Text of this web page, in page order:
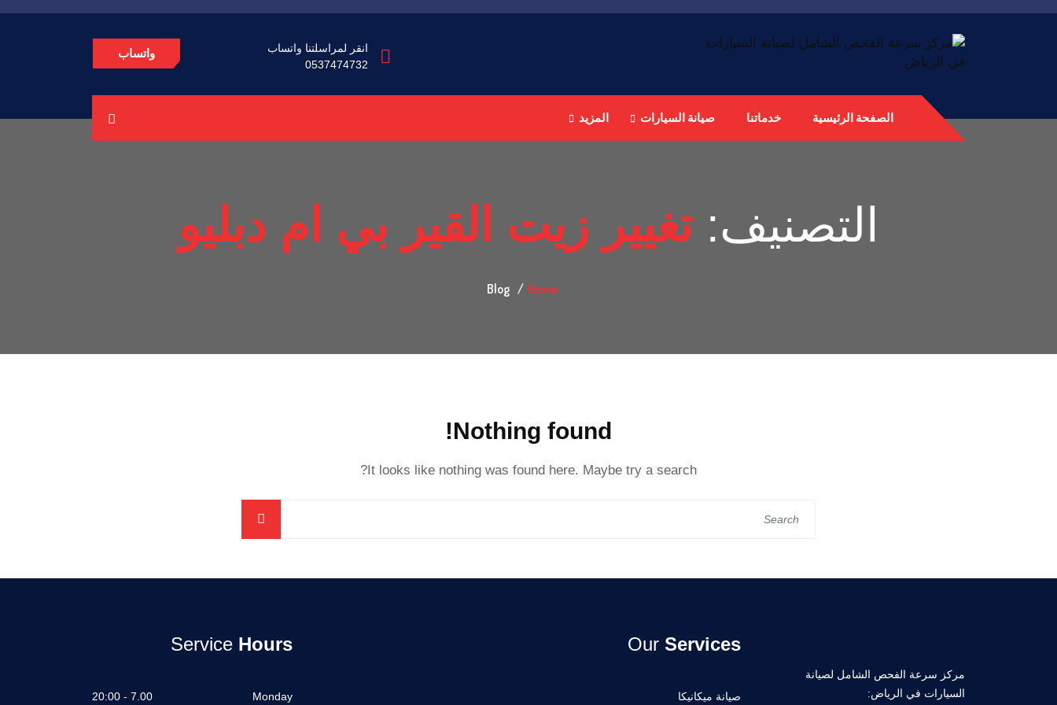
انقر لمراسلتنا واتساب
0537474732
واتساب
الصفحة الرئيسية خدماتنا صيانة السيارات المزيد
التصنيف: تغيير زيت القير بي ام دبليو
Home
Blog
Nothing found!
It looks like nothing was found here. Maybe try a search?
مركز سرعة الفحص الشامل لصيانة
السيارات في الرياض:
Our Services
صيانة ميكانيكا
Service Hours
Monday
7.00 - 20:00